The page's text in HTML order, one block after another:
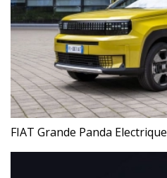
FIAT Grande Panda Electrique